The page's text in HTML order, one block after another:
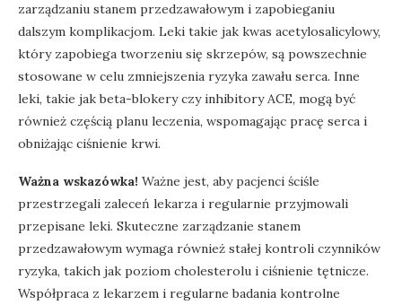
zarządzaniu stanem przedzawałowym i zapobieganiu
dalszym komplikacjom. Leki takie jak kwas acetylosalicylowy,
który zapobiega tworzeniu się skrzepów, są powszechnie
stosowane w celu zmniejszenia ryzyka zawału serca. Inne
leki, takie jak beta-blokery czy inhibitory ACE, mogą być
również częścią planu leczenia, wspomagając pracę serca i
obniżając ciśnienie krwi.
Ważna wskazówka! Ważne jest, aby pacjenci ściśle
przestrzegali zaleceń lekarza i regularnie przyjmowali
przepisane leki. Skuteczne zarządzanie stanem
przedzawałowym wymaga również stałej kontroli czynników
ryzyka, takich jak poziom cholesterolu i ciśnienie tętnicze.
Współpraca z lekarzem i regularne badania kontrolne